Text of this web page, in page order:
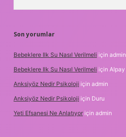
Son yorumlar
Bebeklere Ilk Su Nasıl Verilmeli için admin
Bebeklere Ilk Su Nasıl Verilmeli için Alpay
Anksiyöz Nedir Psikoloji için admin
Anksiyöz Nedir Psikoloji için Duru
Yeti Efsanesi Ne Anlatıyor için admin